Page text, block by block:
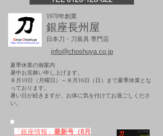
1970年創業
銀座長州屋
日本刀・刀装具 専門店
info@choshuya.co.jp
夏季休業の御案内
暑中お見舞い申し上げます。
８月10日（月曜日）～８月16日（日）まで夏季休業とな
っております。
​暑い日が続きますが、お体に気を付けてお過ごしくださ
い。
「銀座情報」 最新号（8月